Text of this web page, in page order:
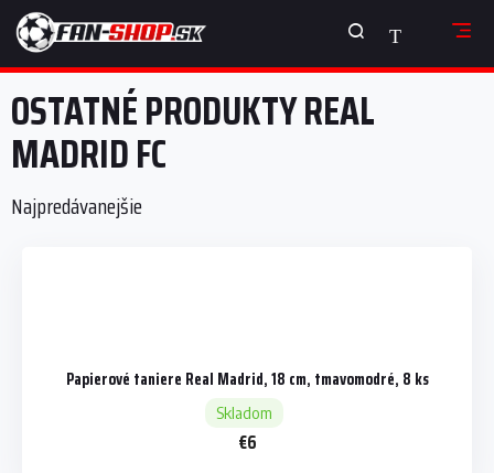
Prejsť
obsah
NÁKUPNÝ
KOŠÍK
OSTATNÉ PRODUKTY REAL
MADRID FC
Najpredávanejšie
Papierové taniere Real Madrid, 18 cm, tmavomodré, 8 ks
Skladom
€6